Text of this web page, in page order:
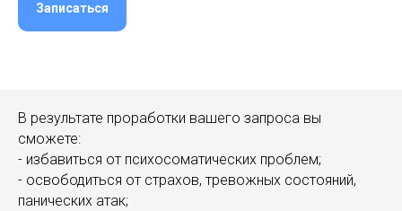
Записаться
В результате проработки вашего запроса вы
сможете:
- избавиться от психосоматических проблем;
- освободиться от страхов, тревожных состояний,
панических атак;